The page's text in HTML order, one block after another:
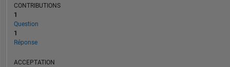
CONTRIBUTIONS
1
Question
1
Réponse
ACCEPTATION